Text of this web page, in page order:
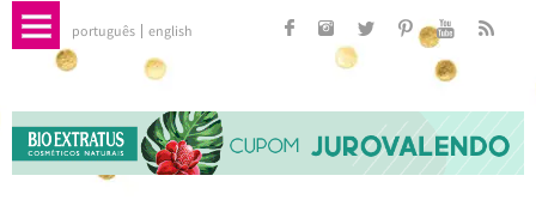
português english